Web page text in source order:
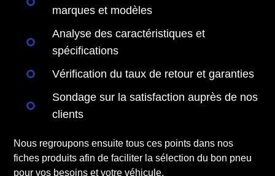
marques et modèles
Analyse des caractéristiques et
spécifications
Vérification du taux de retour et garanties
Sondage sur la satisfaction auprès de nos
clients
Nous regroupons ensuite tous ces points dans nos
fiches produits afin de faciliter la sélection du bon pneu
pour vos besoins et votre véhicule.